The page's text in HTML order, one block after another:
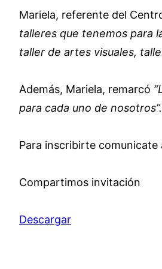
Mariela, referente del
talleres que tenemos para
taller de artes visuales,
Además, Mariela, remarcó
para cada uno de nosotros”.
Para inscribirte comunicate
Compartimos invitación
Descargar